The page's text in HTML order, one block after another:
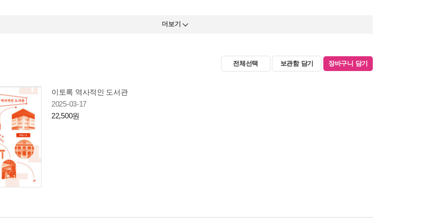
더보기
전체선택 보관함 담기 장바구니 담기
이토록 역사적인 도서관
2025-03-17
22,500원